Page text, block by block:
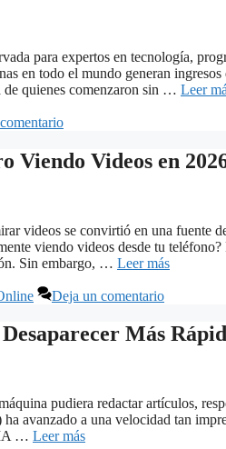
para expertos en tecnología,
en todo el mundo generan
quienes comenzaron sin … Leer
Viendo Videos en
videos se convirtió en una fuente
viendo videos desde tu
Sin embargo, … Leer más
Deja un comentario
Más
pudiera redactar artículos,
avanzado a una velocidad tan
IA … Leer más